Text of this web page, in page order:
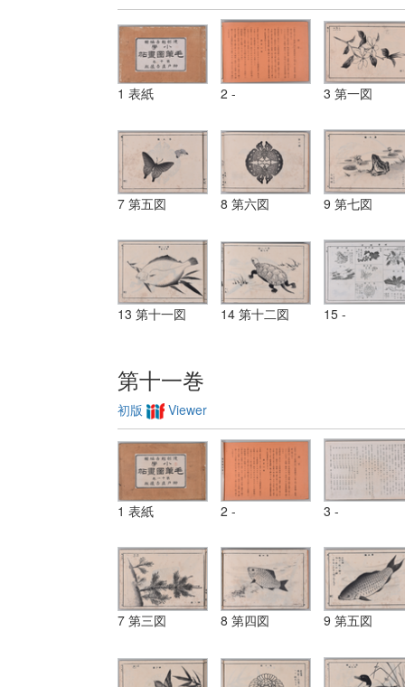
1 表紙 2 - 3 第一図
7 第五図 8 第六図 9 第七図
13 第十一図 14 第十二図 15 -
第十一巻
初版 Viewer
1 表紙 2 - 3 -
7 第三図 8 第四図 9 第五図